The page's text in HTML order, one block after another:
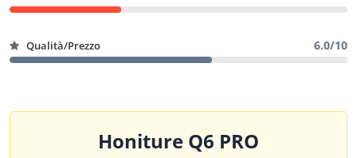
Qualità/Prezzo 6.0/10
Honiture Q6 PRO